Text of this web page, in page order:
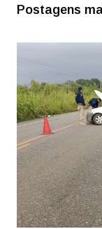
Postagens